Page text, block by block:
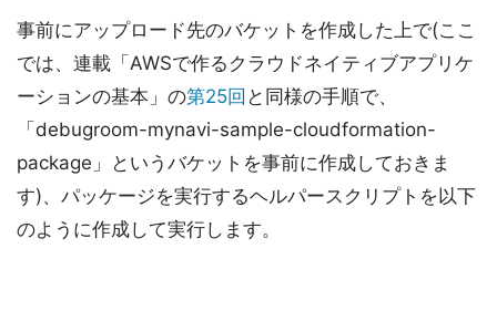
事前にアップロード先のバケットを作成した上で(ここ
では、連載「AWSで作るクラウドネイティブアプリケ
ーションの基本」の第25回 と同様の手順で、
「debugroom-mynavi-sample-cloudformation-
package」というバケットを事前に作成しておきま
す)、パッケージを実行するヘルパースクリプトを以下
のように作成して実行します。